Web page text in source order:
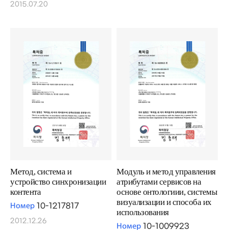
2015.07.20
Метод, система и
устройство синхронизации
контента
Номер 10-1217817
2012.12.26
Модуль и метод управления
атрибутами сервисов на
основе онтологиии, системы
визуализации и способа их
использования
Номер 10-1009923